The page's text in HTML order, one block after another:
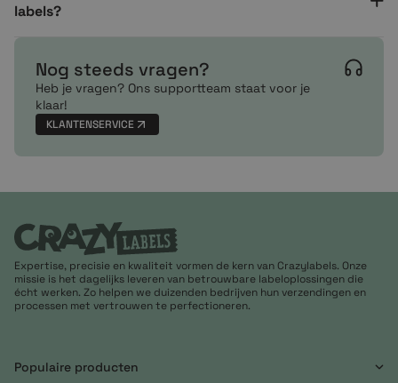
labels?
Nog steeds vragen?
Heb je vragen? Ons supportteam staat voor je
klaar!
KLANTENSERVICE
Expertise, precisie en kwaliteit vormen de kern van Crazylabels. Onze
missie is het dagelijks leveren van betrouwbare labeloplossingen die
écht werken. Zo helpen we duizenden bedrijven hun verzendingen en
processen met vertrouwen te perfectioneren.
Populaire producten